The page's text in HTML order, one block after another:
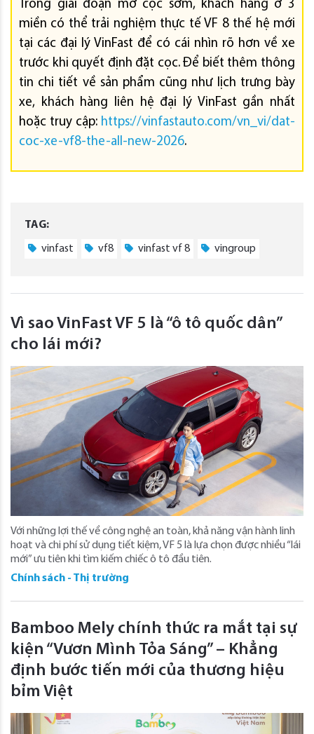
Trong giai đoạn mở cọc sớm, khách hàng ở 3
miền có thể trải nghiệm thực tế VF 8 thế hệ mới
tại các đại lý VinFast để có cái nhìn rõ hơn về xe
trước khi quyết định đặt cọc. Để biết thêm thông
tin chi tiết về sản phẩm cũng như lịch trưng bày
xe, khách hàng liên hệ đại lý VinFast gần nhất
hoặc truy cập: https://vinfastauto.com/vn_vi/dat-
coc-xe-vf8-the-all-new-2026.
TAG:
vinfast vf8 vinfast vf 8 vingroup
Vì sao VinFast VF 5 là “ô tô quốc dân”
cho lái mới?
Với những lợi thế về công nghệ an toàn, khả năng vận hành linh
hoạt và chi phí sử dụng tiết kiệm, VF 5 là lựa chọn được nhiều “lái
mới” ưu tiên khi tìm kiếm chiếc ô tô đầu tiên.
Chính sách - Thị trường
Bamboo Mely chính thức ra mắt tại sự
kiện “Vươn Mình Tỏa Sáng” – Khẳng
định bước tiến mới của thương hiệu
bỉm Việt